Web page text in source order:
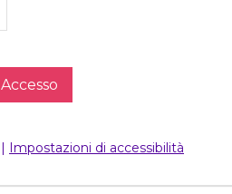
Accesso
Impostazioni di accessibilità